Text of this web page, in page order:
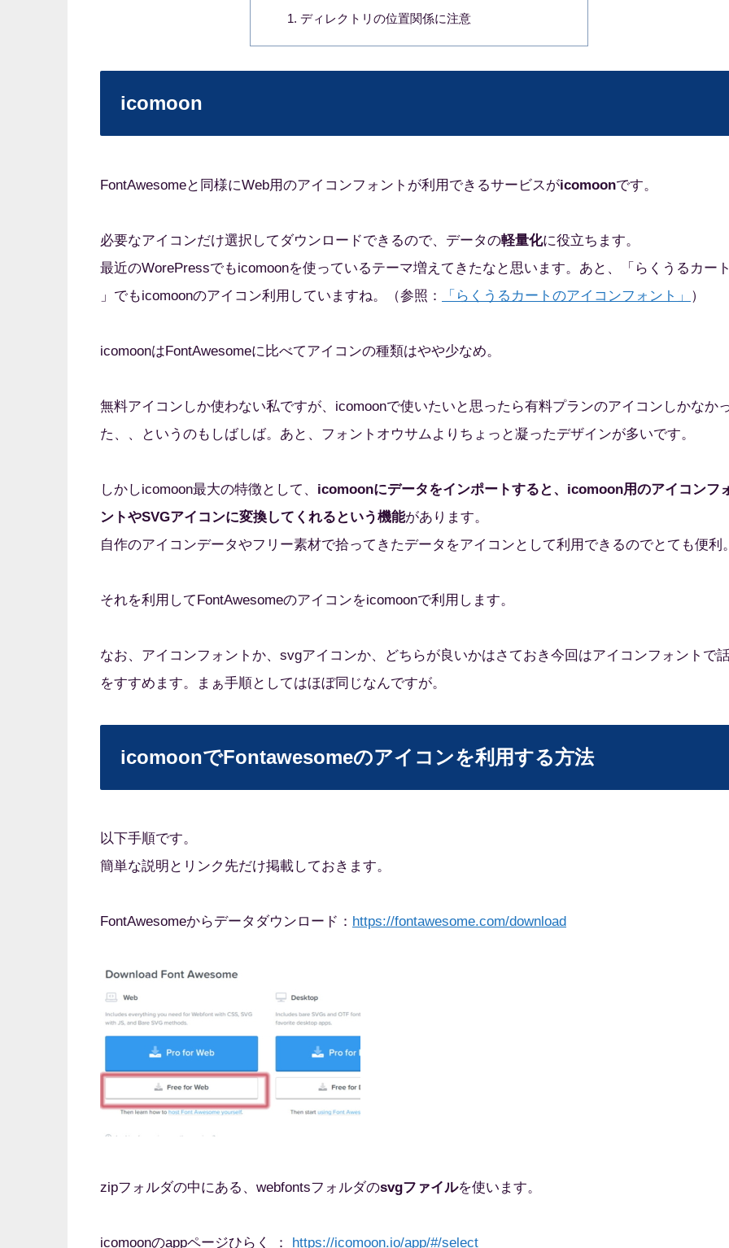
ディレクトリの位置関係に注意
icomoon
FontAwesomeと同様にWeb用のアイコンフォントが利用できるサービスがicomoonです。
必要なアイコンだけ選択してダウンロードできるので、データの軽量化に役立ちます。
最近のWorePressでもicomoonを使っているテーマ増えてきたなと思います。あと、「らくうるカー
」でもicomoonのアイコン利用していますね。（参照：
「らくうるカートのアイコンフォント」 ）
icomoonはFontAwesomeに比べてアイコンの種類はやや少なめ。
無料アイコンしか使わない私ですが、icomoonで使いたいと思ったら有料プランのアイコンしかなか
た、、というのもしばしば。あと、フォントオウサムよりちょっと凝ったデザインが多いです。
しかしicomoon最大の特徴として、 icomoonにデータをインポートすると、icomoon用のアイコンフ
ントやSVGアイコンに変換してくれるという機能があります。
自作のアイコンデータやフリー素材で拾ってきたデータをアイコンとして利用できるのでとても便利
それを利用してFontAwesomeのアイコンをicomoonで利用します。
なお、アイコンフォントか、svgアイコンか、どちらが良いかはさておき今回はアイコンフォントで
をすすめます。まぁ手順としてはほぼ同じなんですが。
icomoonでFontawesomeのアイコンを利用する方法
以下手順です。
簡単な説明とリンク先だけ掲載しておきます。
FontAwesomeからデータダウンロード： https://fontawesome.com/download
zipフォルダの中にある、webfontsフォルダのsvgファイルを使います。
icomoonのappページひらく ： https://icomoon.io/app/#/select